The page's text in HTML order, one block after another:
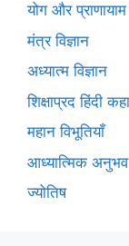
योग और प्राणायाम
मंत्र विज्ञान
अध्यात्म विज्ञान
शिक्षाप्रद हिंदी
महान विभूतियाँ
आध्यात्मिक अनुभव
ज्योतिष